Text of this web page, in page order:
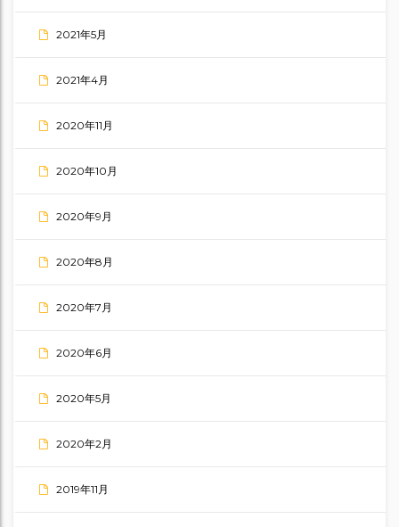
2021年5月
2021年4月
2020年11月
2020年10月
2020年9月
2020年8月
2020年7月
2020年6月
2020年5月
2020年2月
2019年11月